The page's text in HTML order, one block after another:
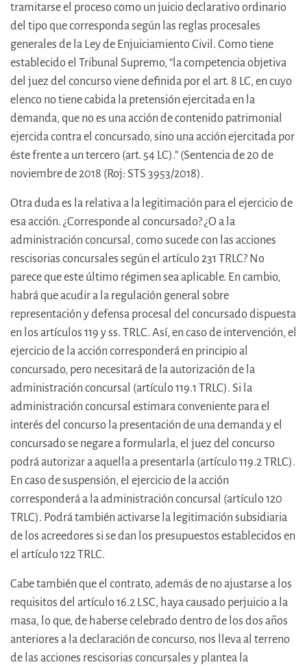
tramitarse el proceso como un juicio declarativo ordinario
del tipo que corresponda según las reglas procesales
generales de la Ley de Enjuiciamiento Civil. Como tiene
establecido el Tribunal Supremo, “la competencia objetiva
del juez del concurso viene definida por el art. 8 LC, en cuyo
elenco no tiene cabida la pretensión ejercitada en la
demanda, que no es una acción de contenido patrimonial
ejercida contra el concursado, sino una acción ejercitada por
éste frente a un tercero (art. 54 LC).” (Sentencia de 20 de
noviembre de 2018 (Roj: STS 3953/2018).
Otra duda es la relativa a la legitimación para el ejercicio de
esa acción. ¿Corresponde al concursado? ¿O a la
administración concursal, como sucede con las acciones
rescisorias concursales según el artículo 231 TRLC? No
parece que este último régimen sea aplicable. En cambio,
habrá que acudir a la regulación general sobre
representación y defensa procesal del concursado dispuesta
en los artículos 119 y ss. TRLC. Así, en caso de intervención, el
ejercicio de la acción corresponderá en principio al
concursado, pero necesitará de la autorización de la
administración concursal (artículo 119.1 TRLC). Si la
administración concursal estimara conveniente para el
interés del concurso la presentación de una demanda y el
concursado se negare a formularla, el juez del concurso
podrá autorizar a aquella a presentarla (artículo 119.2 TRLC).
En caso de suspensión, el ejercicio de la acción
corresponderá a la administración concursal (artículo 120
TRLC). Podrá también activarse la legitimación subsidiaria
de los acreedores si se dan los presupuestos establecidos en
el artículo 122 TRLC.
Cabe también que el contrato, además de no ajustarse a los
requisitos del artículo 16.2 LSC, haya causado perjuicio a la
masa, lo que, de haberse celebrado dentro de los dos años
anteriores a la declaración de concurso, nos lleva al terreno
de las acciones rescisorias concursales y plantea la